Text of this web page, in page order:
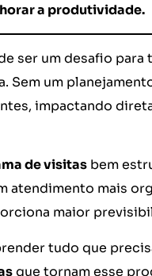
a produtividade.
ser um desafio
Sem um
impactando
de visitas bem
atendimento mais
maior
tudo que
que tornam esse